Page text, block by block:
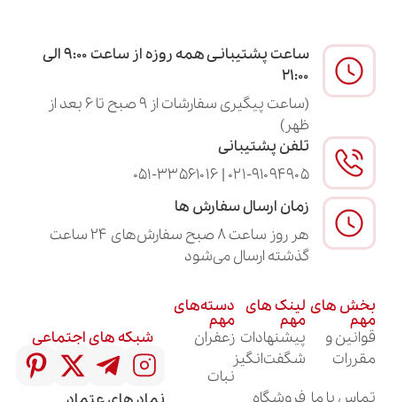
ساعت پشتیبانـی همه روزه از ساعت ۹:۰۰ الی
۲۱:۰۰
(ساعت پیگیری سفارشات از ۹ صبح تا ۶ بعد از
تلفن پشتیبانی
۰۲۱-۹۱۰۹۴۹۰۵ | ۰۵۱-۳۳۵۶۱۰۱۶
زمان ارسال سفارش ها
هر روز ساعت ۸ صبح سفارش‌های ۲۴ ساعت
گذشته ارسال می‌شود
لینک های
مهم
پیشنهادات
شگفت‌انگیز
دسته‌های
مهم
زعفران
شبکه های اجتماعی